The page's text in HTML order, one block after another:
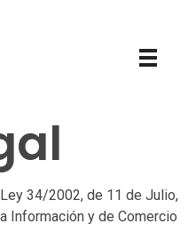
34/2002, de 11 de Julio,
Información y de Comercio